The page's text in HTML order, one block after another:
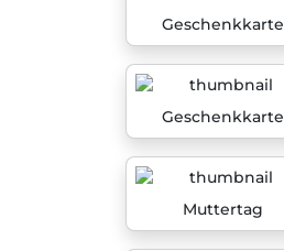
Geschenkkarte
Geschenkkarte
Muttertag